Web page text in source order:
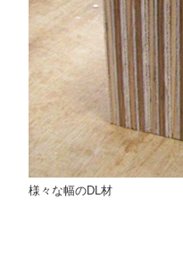
様々な幅のDL材